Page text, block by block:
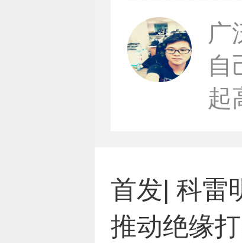
广
自
起
首发| 科雷
推动绝缘